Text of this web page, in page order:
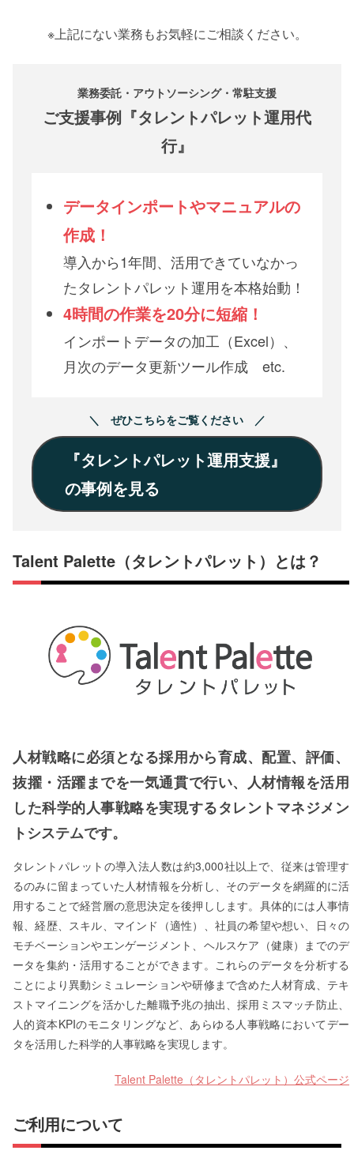
※上記にない業務もお気軽にご相談ください。
業務委託・アウトソーシング・常駐支援
ご支援事例『タレントパレット運用代
行』
データインポートやマニュアルの
作成！
導入から1年間、活用できていなかっ
たタレントパレット運用を本格始動！
4時間の作業を20分に短縮！
インポートデータの加工（Excel）、
月次のデータ更新ツール作成 etc.
＼ ぜひこちらをご覧ください ／
『タレントパレット運用支援』
の事例を見る
Talent Palette（タレントパレット）とは？
人材戦略に必須となる採用から育成、配置、評価、
抜擢・活躍までを一気通貫で行い、人材情報を活用
した科学的人事戦略を実現するタレントマネジメン
トシステムです。
タレントパレットの導入法人数は約3,000社以上で、従来は管理す
るのみに留まっていた人材情報を分析し、そのデータを網羅的に活
用することで経営層の意思決定を後押しします。具体的には人事情
報、経歴、スキル、マインド（適性）、社員の希望や想い、日々の
モチベーションやエンゲージメント、ヘルスケア（健康）までのデ
ータを集約・活用することができます。これらのデータを分析する
ことにより異動シミュレーションや研修まで含めた人材育成、テキ
ストマイニングを活かした離職予兆の抽出、採用ミスマッチ防止、
人的資本KPIのモニタリングなど、あらゆる人事戦略においてデー
タを活用した科学的人事戦略を実現します。
Talent Palette（タレントパレット）公式ページ
ご利用について